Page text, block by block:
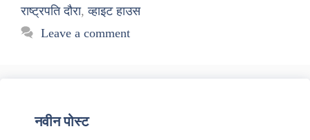
राष्ट्रपति दौरा,व्हाइट हाउस
Leave a comment
नवीन पोस्ट